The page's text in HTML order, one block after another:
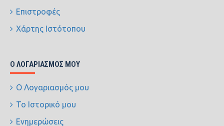
Επιστροφές
Χάρτης Ιστότοπου
Ο ΛΟΓΑΡΙΑΣΜΌΣ ΜΟΥ
Ο Λογαριασμός μου
Το Ιστορικό μου
Ενημερώσεις